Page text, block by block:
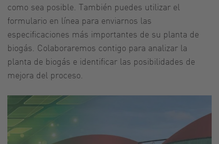
como sea posible. También puedes utilizar el
formulario en línea para enviarnos las
especificaciones más importantes de su planta de
biogás. Colaboraremos contigo para analizar la
planta de biogás e identificar las posibilidades de
mejora del proceso.